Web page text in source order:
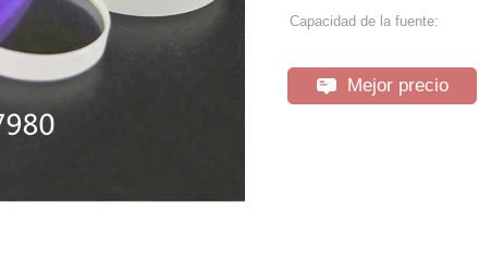
Capacidad de la fuente:
Mejor precio